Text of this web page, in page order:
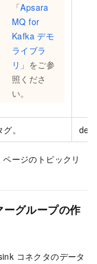
「Apsara
MQ for
Kafka デモ
ライブラ
リ 」をご参
照くださ
い。
。
ページのトピックリ
グループの作
コネクタのデータ